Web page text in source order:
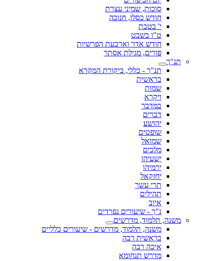
סוכות, שמיני עצרת
חודש כסלו, חנוכה
י' בטבת
ט"ו בשבט
חודש אדר וארבעת הפרשיות
פורים, מגילת אסתר
תנ"ך
תנ"ך - כללי, ביקורת המקרא
בראשית
שמות
ויקרא
במדבר
דברים
יהושע
שופטים
שמואל
מלכים
ישעיהו
ירמיהו
יחזקאל
תרי עשר
תהילים
איוב
נ"ך - שיעורים נפרדים
משנה, תלמוד, מדרשים
משנה, תלמוד, מדרשים - שיעורים כלליים
בראשית רבה
איכה רבה
מדרש תנחומא